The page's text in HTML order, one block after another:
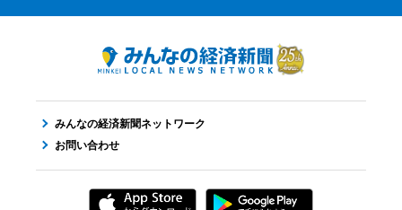
みんなの経済新聞ネットワーク
お問い合わせ